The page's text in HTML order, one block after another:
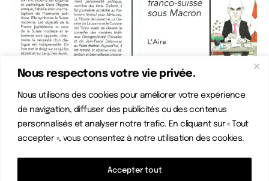
Nous respectons votre vie privée.
Nous utilisons des cookies pour améliorer votre expérience
de navigation, diffuser des publicités ou des contenus
personnalisés et analyser notre trafic. En cliquant sur « Tout
accepter », vous consentez à notre utilisation des cookies.
Accepter tout